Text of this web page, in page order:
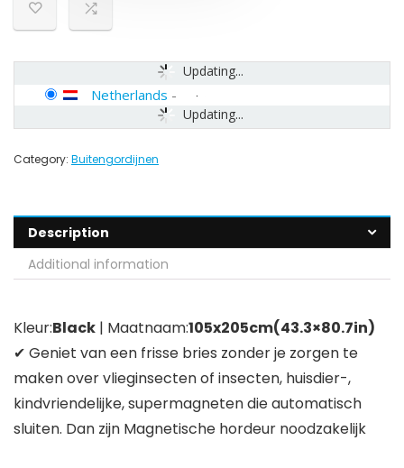
Updating...
Updating...
Netherlands -
Category: Buitengordijnen
Description
Additional information
Kleur:Black | Maatnaam:105x205cm(43.3×80.7in)
✔ Geniet van een frisse bries zonder je zorgen te
maken over vlieginsecten of insecten, huisdier-,
kindvriendelijke, supermagneten die automatisch
sluiten. Dan zijn Magnetische hordeur noodzakelijk